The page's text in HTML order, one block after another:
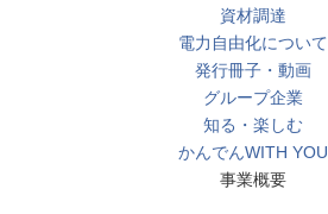
資材調達
電力自由化について
発行冊子・動画
グループ企業
知る・楽しむ
かんでんWITH YOU
事業概要